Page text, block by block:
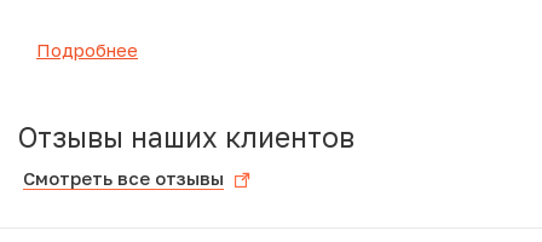
Подробнее
Отзывы наших клиентов
Смотреть все отзывы